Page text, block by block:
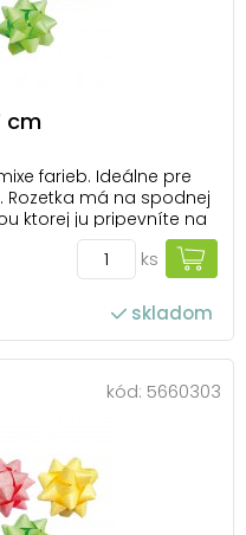
cm
farieb. Ideálne pre
má na spodnej
ktorej ju pripevníte na
Balenie: 50 ks
Farba: fialová, biela,
ks
skladom
kód: 5660303